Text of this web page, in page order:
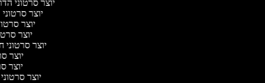
יוצר סרטוני
יוצר סרטוני
יוצר
יוצר
יוצר סרטוני
יוצר
יוצר
יוצר סרטוני